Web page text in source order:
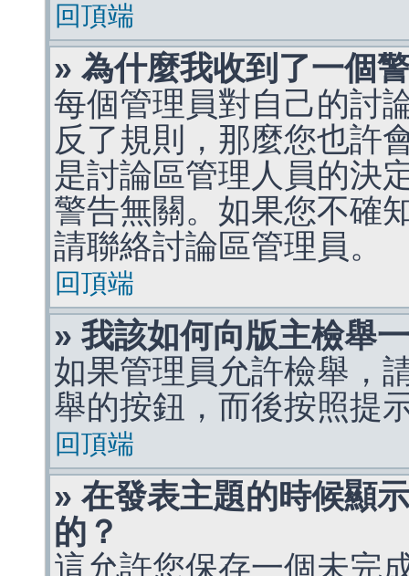
回頂端
» 為什麼我收到了一個
每個管理員對自己的討
反了規則，那麼您也許
是討論區管理人員的決
警告無關。如果您不確
請聯絡討論區管理員。
回頂端
» 我該如何向版主檢舉
如果管理員允許檢舉，
舉的按鈕，而後按照提
回頂端
» 在發表主題的時候顯
的？
這允許您保存一個未完